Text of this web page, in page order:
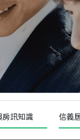
新竹市新竹市四
115 月 成交
菁英典藏
新竹市新竹市慈
房訊知識 信義